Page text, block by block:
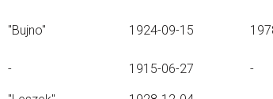
"Bujno" 1924-09-15
- 1915-06-27 -